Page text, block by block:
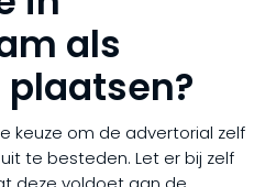
als
keuze om de advertorial zelf
te besteden. Let er bij zelf